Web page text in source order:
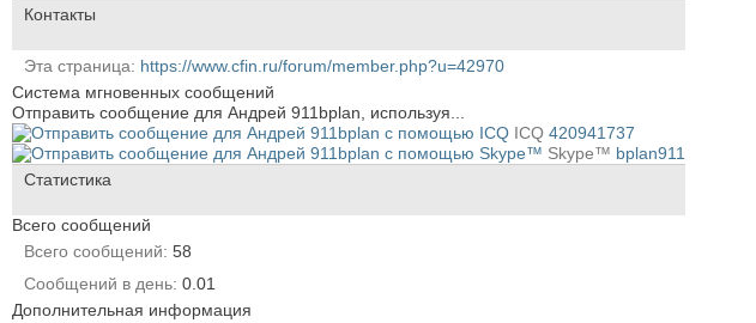
Контакты
Эта страница https://www.cfin.ru/forum/member.php?u=42970
Система мгновенных сообщений
Отправить сообщение для Андрей 911bplan, используя...
ICQ 420941737
Skype™ bplan911
Статистика
Всего сообщений
Всего сообщений 58
Сообщений в день 0.01
Дополнительная информация